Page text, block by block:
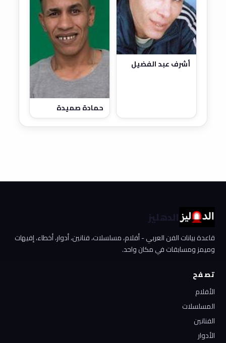
أشرف عبد الفضيل
حمادة صميدة
الدهليز
قاعدة بيانات الفن العربي - أفلام، مسلسلات، فنانين، أدوار، أخطاء، إفيهات
وميمز ومسابقات في مكان واحد.
تصفح
الأفلام
المسلسلات
الفنانين
الأدوار